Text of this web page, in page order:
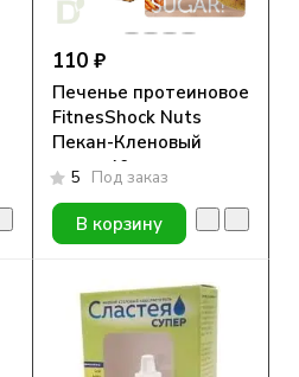
110 ₽
Печенье протеиновое
FitnesShock Nuts
Пекан-Кленовый
сироп 40гр.
5 Под заказ
В корзину